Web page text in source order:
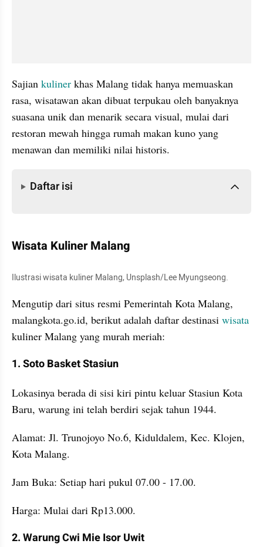
Sajian kuliner khas Malang tidak hanya memuaskan
rasa, wisatawan akan dibuat terpukau oleh banyaknya
suasana unik dan menarik secara visual, mulai dari
restoran mewah hingga rumah makan kuno yang
menawan dan memiliki nilai historis.
Daftar isi
Wisata Kuliner Malang
Ilustrasi wisata kuliner Malang, Unsplash/Lee Myungseong.
Mengutip dari situs resmi Pemerintah Kota Malang,
malangkota.go.id, berikut adalah daftar destinasi
kuliner Malang yang murah meriah:
1. Soto Basket Stasiun
Lokasinya berada di sisi kiri pintu keluar Stasiun Kota
Baru, warung ini telah berdiri sejak tahun 1944.
Alamat: Jl. Trunojoyo No.6, Kiduldalem, Kec. Klojen,
Kota Malang.
Jam Buka: Setiap hari pukul 07.00 - 17.00.
Harga: Mulai dari Rp13.000.
2. Warung Cwi Mie Isor Uwit